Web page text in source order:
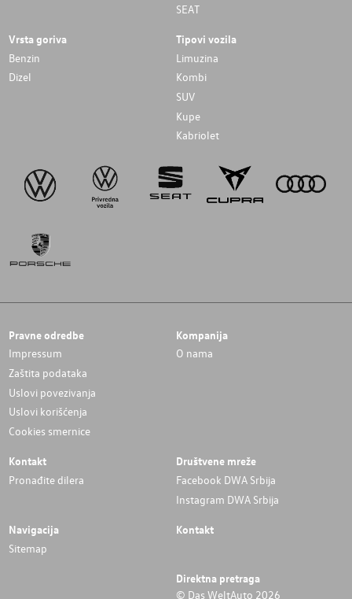
SEAT
Vrsta goriva
Benzin
Dizel
Tipovi vozila
Limuzina
Kombi
SUV
Kupe
Kabriolet
Pravne odredbe
Impressum
Zaštita podataka
Uslovi povezivanja
Uslovi korišćenja
Cookies smernice
Kompanija
O nama
Kontakt
Pronađite dilera
Društvene mreže
Facebook DWA Srbija
Instagram DWA Srbija
Navigacija
Sitemap
Kontakt
Direktna pretraga
© Das WeltAuto 2026